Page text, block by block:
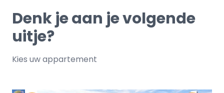
Denk je aan je volgende
uitje?
Kies uw appartement